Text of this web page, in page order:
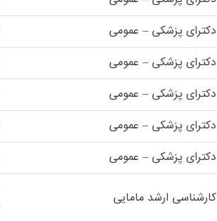
دکترای پزشکی – عمومی
دکترای پزشکی – عمومی
دکترای پزشکی – عمومی
دکترای پزشکی – عمومی
دکترای پزشکی – عمومی
کارشناسی ارشد مامایی